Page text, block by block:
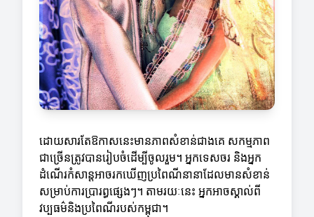
ដោយសារតែឱកាសនេះមានភាពសំខាន់ជាងគេ សកម្មភាព
ជាច្រើនត្រូវបានរៀបចំដើម្បីចូលរួម។ អ្នកទេសចរ និងអ្នក
ដំណើរកំសាន្តអាចរកឃើញប្រពៃណីនានាដែលមានសំខាន់
សម្រាប់ការប្រារព្ធផ្សេងៗ។ តាមរយៈនេះ អ្នកអាចស្គាល់ពី
វប្បធម៌និងប្រពៃណីរបស់កម្ពុជា។